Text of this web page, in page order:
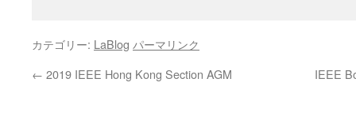
カテゴリー: LaBlog パーマリンク
← 2019 IEEE Hong Kong Section AGM IEEE